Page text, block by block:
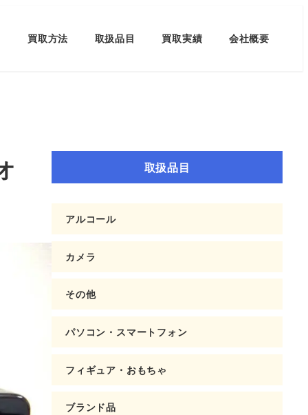
買取方法 取扱品目 買取実績 会社概要
取扱品目
アルコール
カメラ
その他
パソコン・スマートフォン
フィギュア・おもちゃ
ブランド品